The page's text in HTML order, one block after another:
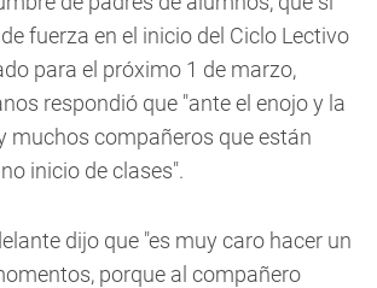
fuerza en el inicio del Ciclo Lectivo
para el próximo 1 de marzo,
respondió que "ante el enojo y la
muchos compañeros que están
inicio de clases".
dijo que "es muy caro hacer un
porque al compañero